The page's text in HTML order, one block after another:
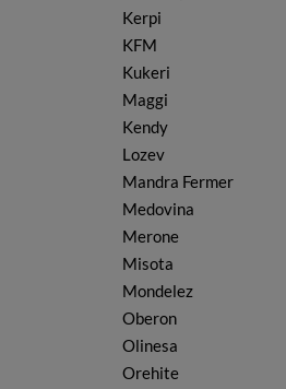
Kerpi
KFM
Kukeri
Maggi
Kendy
Lozev
Mandra Fermer
Medovina
Merone
Misota
Mondelez
Oberon
Olinesa
Orehite